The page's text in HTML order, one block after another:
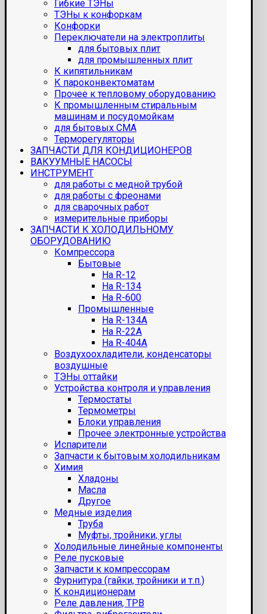
Гибкие ТЭНы
ТЭНы к конфоркам
Конфорки
Переключатели на электроплиты
для бытовых плит
для промышленных плит
К кипятильникам
К пароконвектоматам
Прочее к тепловому оборудованию
К промышленным стиральным
машинам и посудомойкам
для бытовых СМА
Терморегуляторы
ЗАПЧАСТИ ДЛЯ КОНДИЦИОНЕРОВ
ВАКУУМНЫЕ НАСОСЫ
ИНСТРУМЕНТ
для работы с медной трубой
для работы с фреонами
для сварочных работ
измерительные приборы
ЗАПЧАСТИ К ХОЛОДИЛЬНОМУ
ОБОРУДОВАНИЮ
Компрессора
Бытовые
На R-12
На R-134
На R-600
Промышленные
На R-134A
На R-22A
На R-404A
Воздухоохладители, конденсаторы
воздушные
ТЭНы оттайки
Устройства контроля и управления
Термостаты
Термометры
Блоки управления
Прочее электронные устройства
Испарители
Запчасти к бытовым холодильникам
Химия
Хладоны
Масла
Другое
Медные изделия
Труба
Муфты, тройники, углы
Холодильные линейные компоненты
Реле пусковые
Запчасти к компрессорам
Фурнитура (гайки, тройники и т.п.)
К кондиционерам
Реле давления, ТРВ